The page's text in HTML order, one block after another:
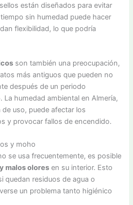
están diseñados para evitar
sin humedad puede hacer
flexibilidad, lo que podría
son también una preocupación,
más antiguos que pueden no
después de un periodo
humedad ambiental en Almería,
uso, puede afectar los
y provocar fallos de encendido.
y moho
se usa frecuentemente, es posible
malos olores en su interior. Esto
quedan residuos de agua o
un problema tanto higiénico